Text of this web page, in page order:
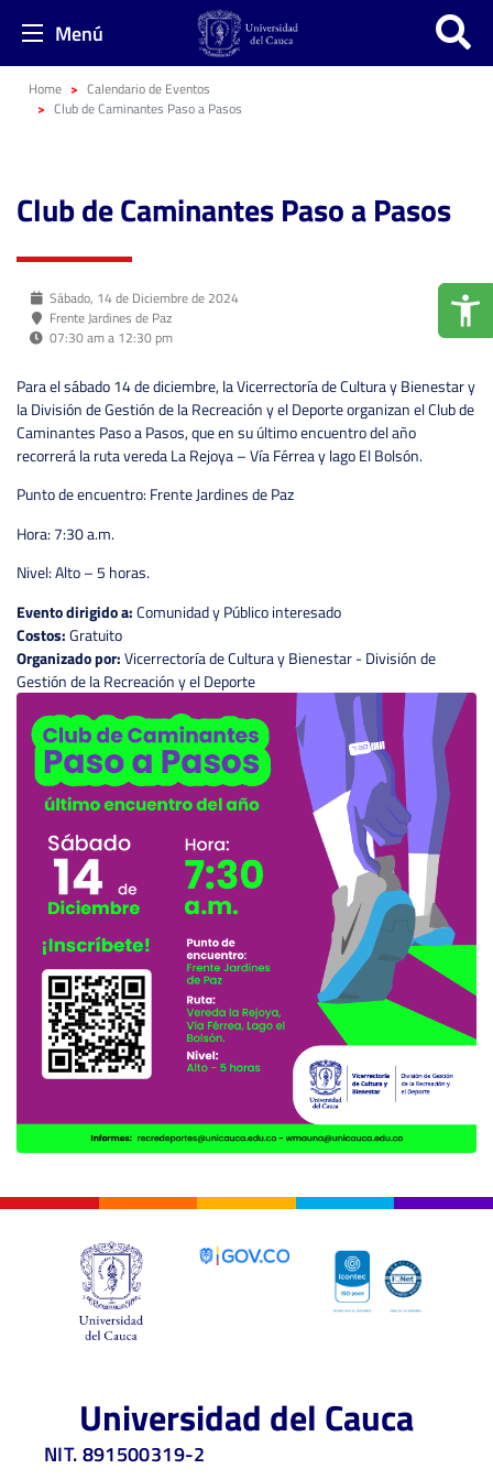
Menú
Home
Calendario de Eventos
Club de Caminantes Paso a Pasos
Club de Caminantes Paso a Pasos
Sábado, 14 de Diciembre de 2024
Frente Jardines de Paz
07:30 am a 12:30 pm
Para el sábado 14 de diciembre, la Vicerrectoría de Cultura y Bienestar y
la División de Gestión de la Recreación y el Deporte organizan el Club de
Caminantes Paso a Pasos, que en su último encuentro del año
recorrerá la ruta vereda La Rejoya – Vía Férrea y lago El Bolsón.
Punto de encuentro: Frente Jardines de Paz
Hora: 7:30 a.m.
Nivel: Alto – 5 horas.
Evento dirigido a:Comunidad y Público interesado
Costos:Gratuito
Organizado por:Vicerrectoría de Cultura y Bienestar - División de
Gestión de la Recreación y el Deporte
Universidad del Cauca
NIT. 891500319-2